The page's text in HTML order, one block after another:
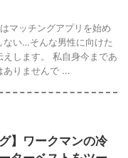
マッチングアプリを始め
ない…そんな男性に向けた
します。 私自身今まであ
ありませんで ...
】ワークマンの冷